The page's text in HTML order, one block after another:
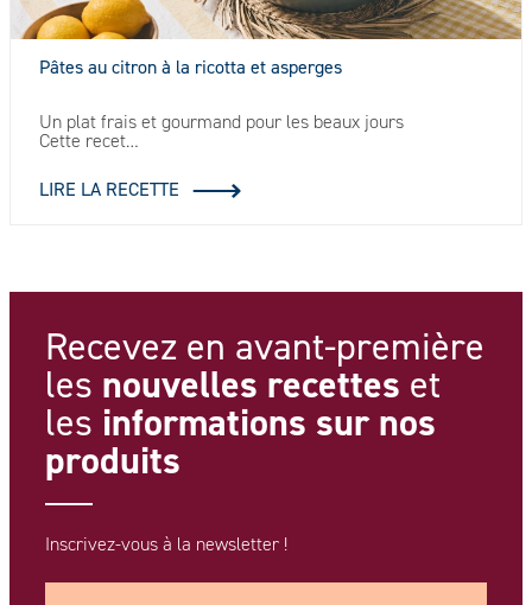
Pâtes au citron à la ricotta et asperges
Un plat frais et gourmand pour les beaux jours
Cette recet…
LIRE LA RECETTE
Recevez en avant-première
les nouvelles recettes et
les informations sur nos
produits
Inscrivez-vous à la newsletter !